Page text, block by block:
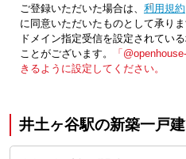
ご登録いただいた場合は、「利用規約
に同意いただいたものとして承りま
ドメイン指定受信を設定されてい
ことがございます。
「
きるように設定してください。
井土ヶ谷駅の新築一戸